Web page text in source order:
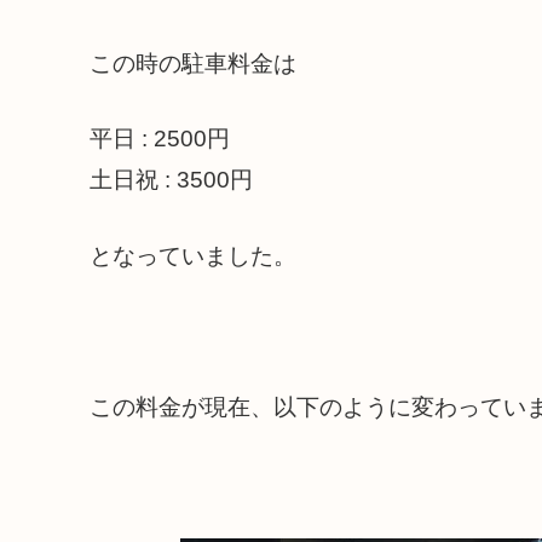
この時の駐車料金は
平日 : 2500円
土日祝 : 3500円
となっていました。
この料金が現在、以下のように変わってい